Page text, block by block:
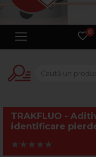
0
TRAKFLUO -
identificare